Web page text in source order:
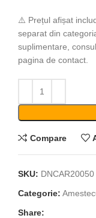
⚠️ Prețul afișat
separat din
suplimentare,
pagina de contact.
Compare
SKU: DNCAR20050
Categorie:
Share: